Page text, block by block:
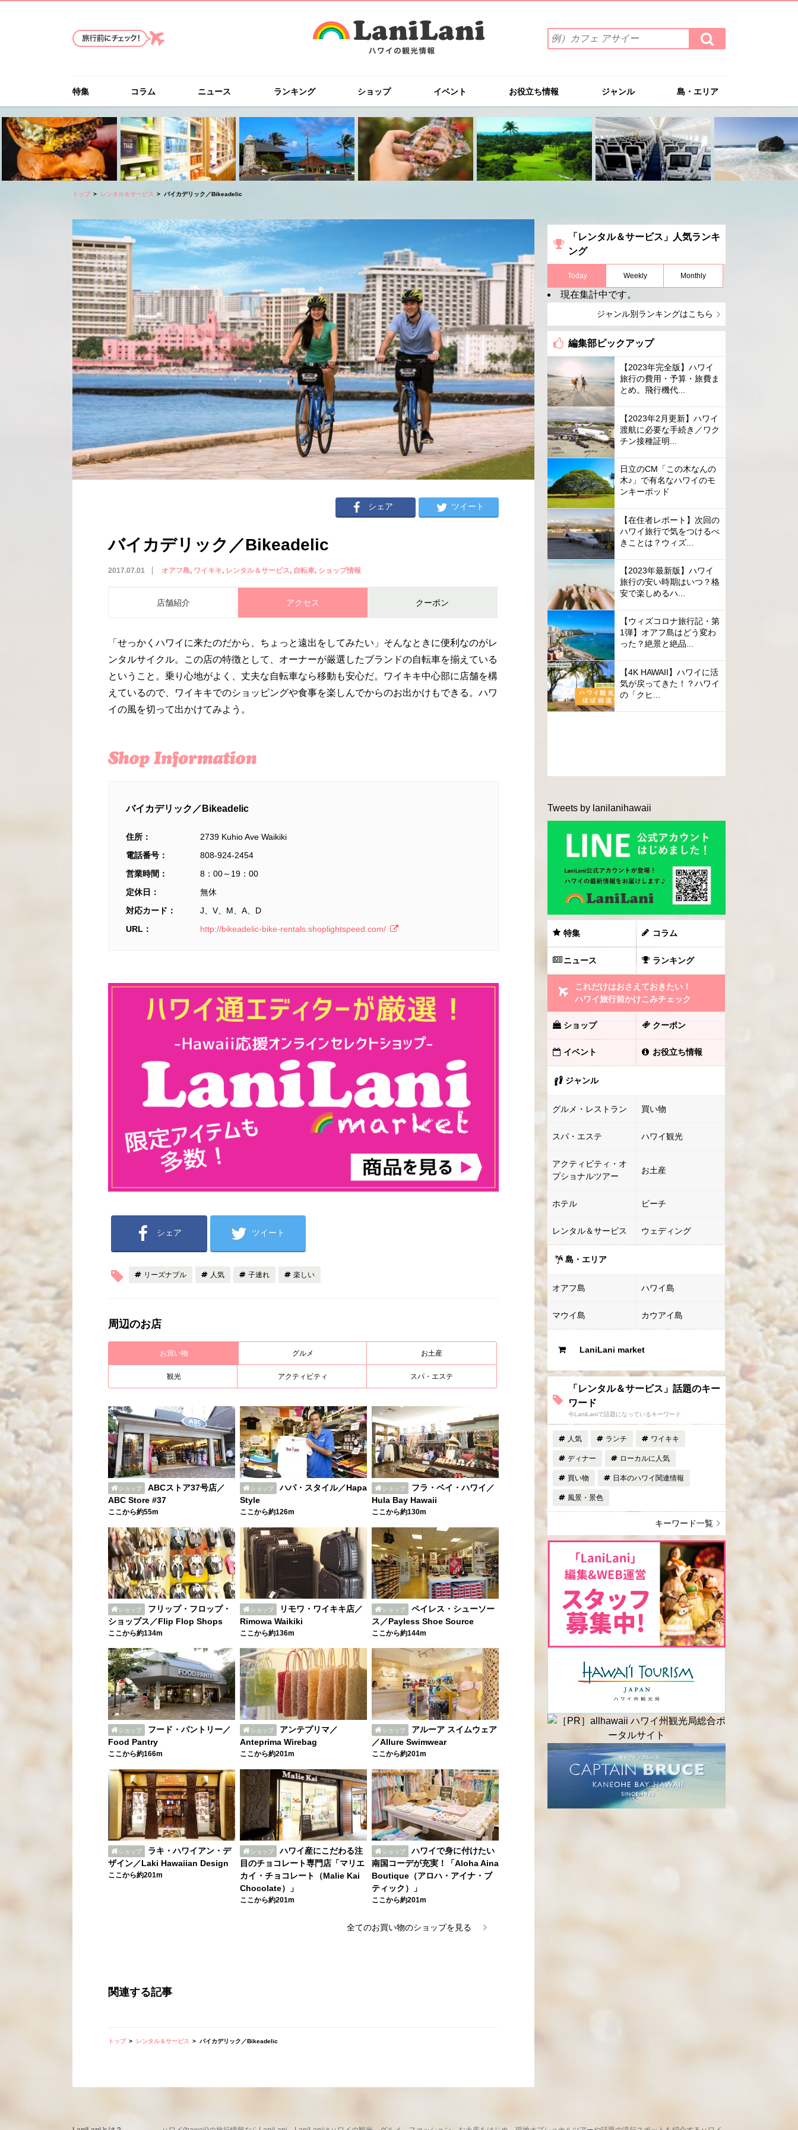
索
ワ
を
入
力
(例）
カ
フ
ェ
イ
ー
検
索
す
特集 コラム ニュース ランキング ショップ イベント お役立ち情報 ジャンル 島・エリア
トップ レンタル＆サービス バイカデリック／Bikeadelic
シェア ツイート
バイカデリック／Bikeadelic
2017.07.01 オアフ島 ワイキキ レンタル＆サービス 自転車 ショップ情報
店舗紹介 アクセス クーポン
「せっかくハワイに来たのだから、ちょっと遠出をしてみたい」そんなときに便利なのがレ
ンタルサイクル。この店の特徴として、オーナーが厳選したブランドの自転車を揃えている
ということ。乗り心地がよく、丈夫な自転車なら移動も安心だ。ワイキキ中心部に店舗を構
えているので、ワイキキでのショッピングや食事を楽しんでからのお出かけもできる。ハワ
イの風を切って出かけてみよう。
バイカデリック／Bikeadelic
住所：
2739 Kuhio Ave Waikiki
電話番号：
808-924-2454
営業時間：
8：00～19：00
定休日：
無休
対応カード：
J、V、M、A、D
URL：
http://bikeadelic-bike-rentals.shoplightspeed.com/
シェア ツイート
リーズナブル 人気 子連れ 楽しい
周辺のお店
お買い物 グルメ お土産
観光 アクティビティ スパ・エステ
ショップ
ABCストア37号店／
ABC Store #37
ここから約55m
ショップ
ハパ・スタイル／Hapa
Style
ここから約126m
ショップ
フラ・ベイ・ハワイ／
Hula Bay Hawaii
ここから約130m
ショップ
フリップ・フロップ・
ショップス／Flip Flop Shops
ここから約134m
ショップ
リモワ・ワイキキ店／
Rimowa Waikiki
ここから約136m
ショップ
ペイレス・シューソー
ス／Payless Shoe Source
ここから約144m
ショップ
フード・パントリー／
Food Pantry
ここから約166m
ショップ
アンテプリマ／
Anteprima Wirebag
ここから約201m
ショップ
アルーア スイムウェア
／Allure Swimwear
ここから約201m
ショップ
ラキ・ハワイアン・デ
ザイン／Laki Hawaiian Design
ここから約201m
ショップ
ハワイ産にこだわる注
目のチョコレート専門店「マリエ
カイ・チョコレート（Malie Kai
Chocolate）」
ここから約201m
ショップ
ハワイで身に付けたい
南国コーデが充実！「Aloha Aina
Boutique（アロハ・アイナ・ブ
ティック）」
ここから約201m
全てのお買い物のショップを見る
関連する記事
トップ レンタル＆サービス バイカデリック／Bikeadelic
「レンタル＆サービス」人気ランキ
ング
Today Weekly Monthly
現在集計中です。
ジャンル別ランキングはこちら
編集部ピックアップ
【2023年完全版】ハワイ
旅行の費用・予算・旅費ま
とめ。飛行機代...
【2023年2月更新】ハワイ
渡航に必要な手続き／ワク
チン接種証明...
日立のCM「この木なんの
木♪」で有名なハワイのモ
ンキーポッド
【在住者レポート】次回の
ハワイ旅行で気をつけるべ
きことは？ウィズ...
【2023年最新版】ハワイ
旅行の安い時期はいつ？格
安で楽しめるハ...
【ウィズコロナ旅行記・第
1弾】オアフ島はどう変わ
った？絶景と絶品...
【4K HAWAII】ハワイに活
気が戻ってきた！？ハワイ
の「クヒ...
Tweets by lanilanihawaii
特集 コラム
ニュース ランキング
これだけはおさえておきたい！
ハワイ旅行前かけこみチェック
ショップ クーポン
イベント お役立ち情報
ジャンル
グルメ・レストラン 買い物
スパ・エステ ハワイ観光
アクティビティ・オ
プショナルツアー
お土産
ホテル ビーチ
レンタル＆サービス ウェディング
島・エリア
オアフ島 ハワイ島
マウイ島 カウアイ島
LaniLani market
「レンタル＆サービス」話題のキー
ワード
今LaniLaniで話題になっているキーワード
人気 ランチ ワイキキ
ディナー ローカルに人気
買い物 日本のハワイ関連情報
風景・景色
キーワード一覧